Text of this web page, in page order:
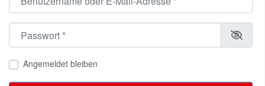
Angemeldet bleiben